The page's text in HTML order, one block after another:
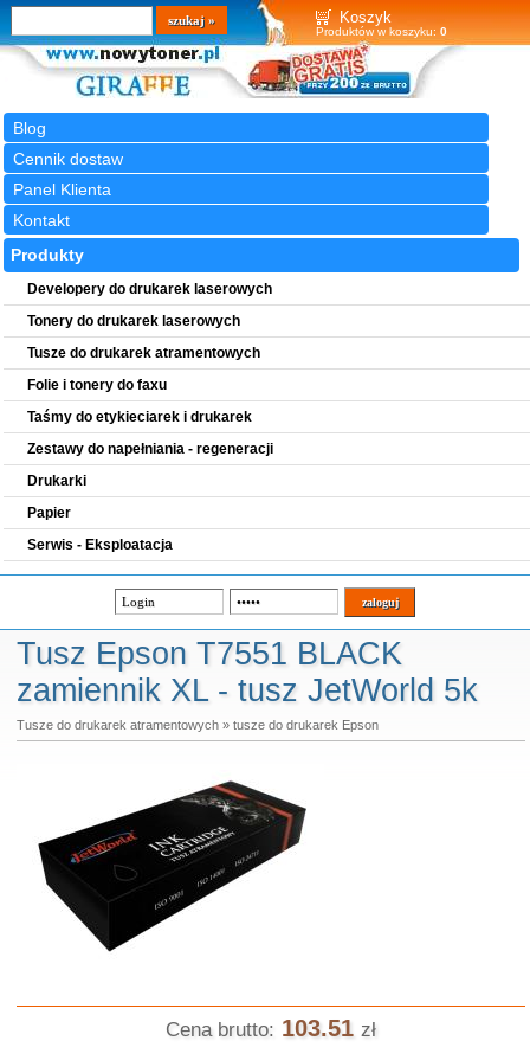
Koszyk
Produktów w koszyku: 0
Blog
Cennik dostaw
Panel Klienta
Kontakt
Wyszukiwarka
szukaj
Produkty
Developery do drukarek laserowych
Tonery do drukarek laserowych
Tusze do drukarek atramentowych
Folie i tonery do faxu
Taśmy do etykieciarek i drukarek
Zestawy do napełniania - regeneracji
Drukarki
Papier
Serwis - Eksploatacja
Tusz Epson T7551 BLACK
zamiennik XL - tusz JetWorld 5k
Tusze do drukarek atramentowych» tusze do drukarek Epson
Cena brutto: 103.51 zł